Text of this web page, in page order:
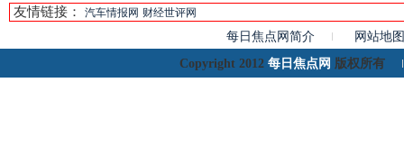
友情链接： 汽车情报网 财经世评网
每日焦点网简介 网站地图
Copyright 2012 每日焦点网 版权所有